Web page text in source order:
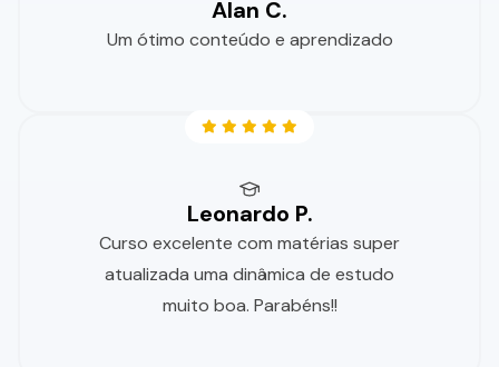
Alan C.
Um ótimo conteúdo e aprendizado
Leonardo P.
Curso excelente com matérias super
atualizada uma dinâmica de estudo
muito boa. Parabéns!!